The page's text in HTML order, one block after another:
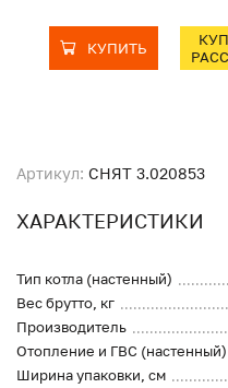
Артикул: СНЯТ 3.020853
ХАРАКТЕРИСТИКИ
Тип котла (настенный)
Вес брутто, кг
Производитель
Отопление и ГВС (настенный)
Ширина упаковки, см
КУПИТЬ